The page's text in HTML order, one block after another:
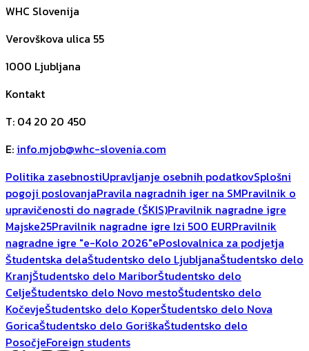
WHC Slovenija
Verovškova ulica 55
1000 Ljubljana
Kontakt
T: 04 20 20 450
E: info.mjob@whc-slovenia.com
Politika zasebnostiUpravljanje osebnih podatkovSplošni
pogoji poslovanjaPravila nagradnih iger na SMPravilnik o
upravičenosti do nagrade (ŠKIS)Pravilnik nagradne igre
Majske25Pravilnik nagradne igre Izi 500 EURPravilnik
nagradne igre "e-Kolo 2026"ePoslovalnica za podjetja
Študentska delaŠtudentsko delo LjubljanaŠtudentsko delo
KranjŠtudentsko delo MariborŠtudentsko delo
CeljeŠtudentsko delo Novo mestoŠtudentsko delo
KočevjeŠtudentsko delo KoperŠtudentsko delo Nova
GoricaŠtudentsko delo GoriškaŠtudentsko delo
PosočjeForeign students